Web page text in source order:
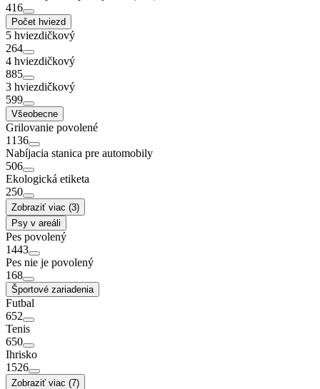
416
Počet hviezd
5 hviezdičkový
264
4 hviezdičkový
885
3 hviezdičkový
599
Všeobecne
Grilovanie povolené
1136
Nabíjacia stanica pre automobily
506
Ekologická etiketa
250
Zobraziť viac (3)
Psy v areáli
Pes povolený
1443
Pes nie je povolený
168
Športové zariadenia
Futbal
652
Tenis
650
Ihrisko
1526
Zobraziť viac (7)